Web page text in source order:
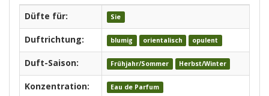
Düfte für: Sie
Duftrichtung: blumig orientalisch opulent
Duft-Saison: Frühjahr/Sommer Herbst/Winter
Konzentration: Eau de Parfum